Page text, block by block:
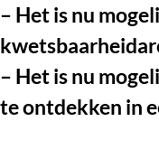
– Het is nu
– Het is nu
te ontdekken in